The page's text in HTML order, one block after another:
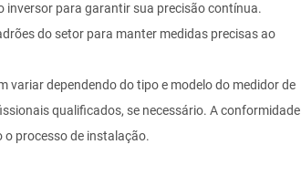
inversor para garantir sua precisão contínua.
do setor para manter medidas precisas ao
variar dependendo do tipo e modelo do medidor de
qualificados, se necessário. A conformidade
o processo de instalação.